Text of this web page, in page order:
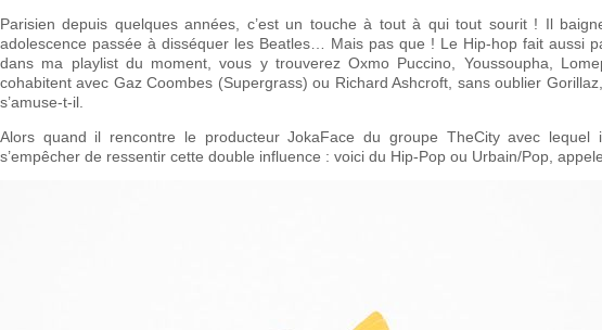
Parisien depuis quelques années, c’est un touche à tout à qui tout sourit ! Il
adolescence passée à disséquer les Beatles… Mais pas que ! Le Hip-hop fait aussi
dans ma playlist du moment, vous y trouverez Oxmo Puccino, Youssoupha,
cohabitent avec Gaz Coombes (Supergrass) ou Richard Ashcroft, sans oublier
s’amuse-t-il.
Alors quand il rencontre le producteur JokaFace du groupe TheCity avec
s’empêcher de ressentir cette double influence : voici du Hip-Pop ou Urbain/Pop,